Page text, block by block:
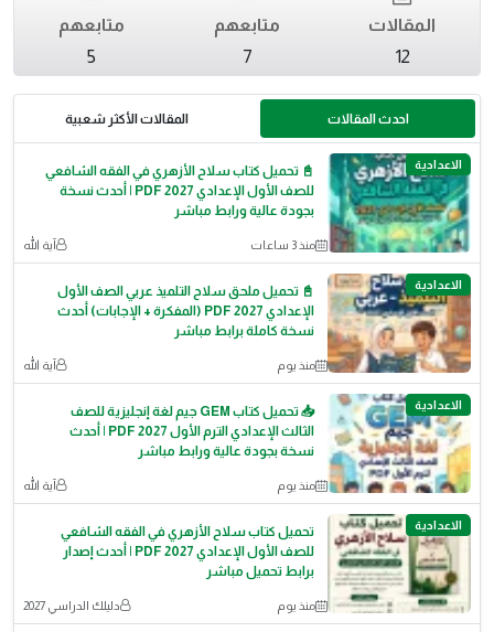
المقالات
12
متابعهم
7
متابعهم
5
احدث المقالات المقالات الأكثر شعبية
الاعدادية
📓 تحميل كتاب سلاح الأزهري في الفقه الشافعي
للصف الأول الإعدادي 2027 PDF | أحدث نسخة
بجودة عالية ورابط مباشر
منذ 3 ساعات آية الله
الاعدادية
📓 تحميل ملحق سلاح التلميذ عربي الصف الأول
الإعدادي 2027 PDF (المفكرة + الإجابات) أحدث
نسخة كاملة برابط مباشر
منذ يوم آية الله
الاعدادية
📥 تحميل كتاب GEM جيم لغة إنجليزية للصف
الثالث الإعدادي الترم الأول 2027 PDF | أحدث
نسخة بجودة عالية ورابط مباشر
منذ يوم آية الله
الاعدادية
تحميل كتاب سلاح الأزهري في الفقه الشافعي
للصف الأول الإعدادي 2027 PDF | أحدث إصدار
برابط تحميل مباشر
منذ يوم دليلك الدراسي 2027